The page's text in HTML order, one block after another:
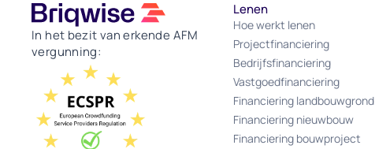
In het bezit van erkende AFM
vergunning:
Lenen
Hoe werkt lenen
Projectfinanciering
Bedrijfsfinanciering
Vastgoedfinanciering
Financiering landbouwgrond
Financiering nieuwbouw
Financiering bouwproject